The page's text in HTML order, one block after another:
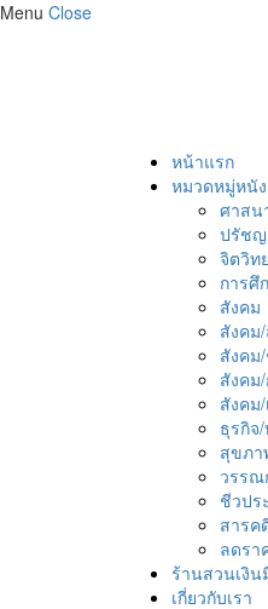
Menu Close
หน้าแรก
หมวดหมู่หนั
ศาสน
ปรัช
จิตวิท
การศึ
สังคม
สังคม
สังคม
สังคม/
สังคม
ธุรกิจ
สุขภา
วรรณ
ชีวปร
สารค
ลดรา
ร้านสวนเงิน
เกี่ยวกับเรา